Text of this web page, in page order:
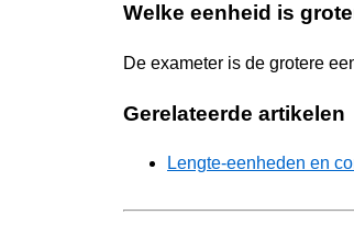
Welke eenheid is
De exameter is de grotere
Gerelateerde artikelen
Lengte-eenheden en